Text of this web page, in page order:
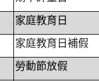
家庭教育日
家庭教育日補假
勞動節放假